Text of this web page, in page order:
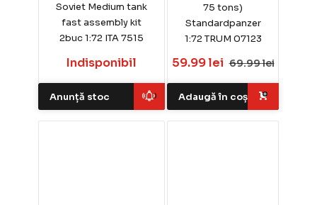
Soviet Medium tank
fast assembly kit
2buc 1:72 ITA 7515
Indisponibil
Anunță stoc
75 tons)
Standardpanzer
1:72 TRUM 07123
59.99 lei 69.99 lei
Adaugă în coș